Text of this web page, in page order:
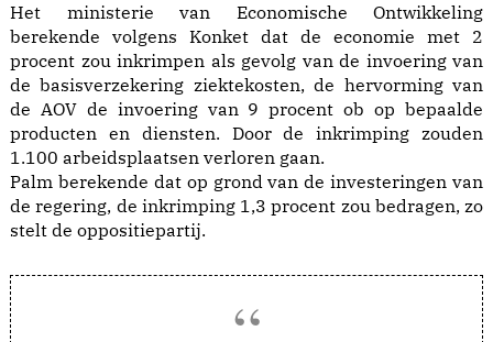
Het ministerie van Economische Ontwikkeling
berekende volgens Konket dat de economie met 2
procent zou inkrimpen als gevolg van de invoering van
de basisverzekering ziektekosten, de hervorming van
de AOV de invoering van 9 procent ob op bepaalde
producten en diensten. Door de inkrimping zouden
1.100 arbeidsplaatsen verloren gaan.
Palm berekende dat op grond van de investeringen van
de regering, de inkrimping 1,3 procent zou bedragen, zo
stelt de oppositiepartij.